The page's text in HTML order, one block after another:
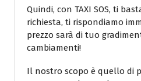
Quindi, con TAXI SOS, ti
richiesta, ti rispondiamo
prezzo sarà di tuo
cambiamenti!
Il nostro scopo è quello di